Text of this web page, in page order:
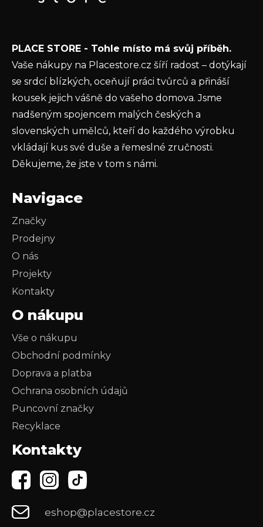
ochrany osobních údajů
PŘIHLÁSIT SE
PLACE STORE - Tohle místo má svůj příběh.
Vaše nákupy na Placestore.cz šíří radost – dotýkají
se srdcí blízkých, oceňují práci tvůrců a přináší
kousek jejich vášně do vašeho domova. Jsme
nadšeným spojencem malých českých a
slovenských umělců, kteří do každého výrobku
vkládají kus své duše a řemeslné zručnosti.
Děkujeme, že jste v tom s námi.
Navigace
Značky
Prodejny
O nás
Projekty
Kontakty
O nákupu
Vše o nákupu
Obchodní podmínky
Doprava a platba
Ochrana osobních údajů
Puncovní značky
Recyklace
Kontakty
eshop@placestore.cz